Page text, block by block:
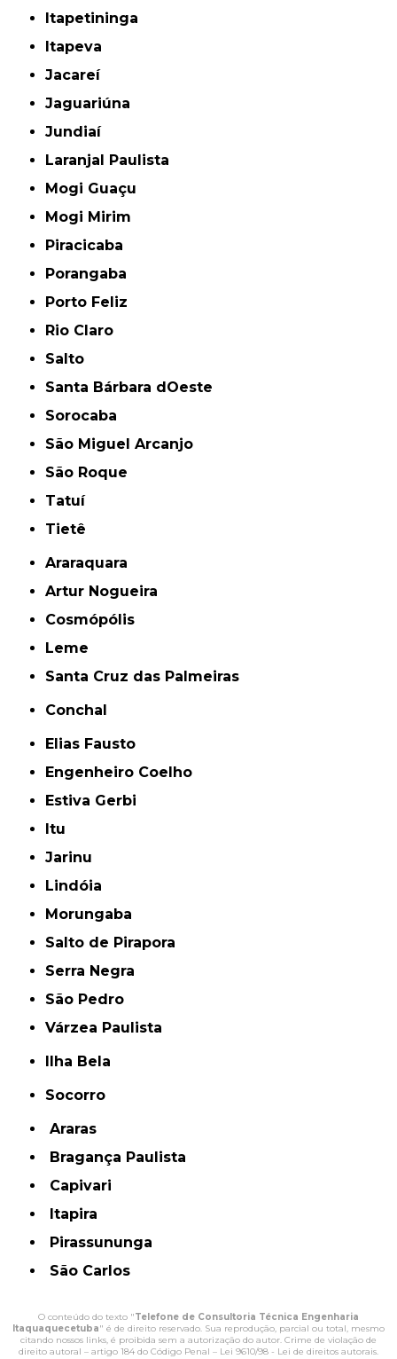
Itapetininga
Itapeva
Jacareí
Jaguariúna
Jundiaí
Laranjal Paulista
Mogi Guaçu
Mogi Mirim
Piracicaba
Porangaba
Porto Feliz
Rio Claro
Salto
Santa Bárbara dOeste
Sorocaba
São Miguel Arcanjo
São Roque
Tatuí
Tietê
Araraquara
Artur Nogueira
Cosmópólis
Leme
Santa Cruz das Palmeiras
Conchal
Elias Fausto
Engenheiro Coelho
Estiva Gerbi
Itu
Jarinu
Lindóia
Morungaba
Salto de Pirapora
Serra Negra
São Pedro
Várzea Paulista
Ilha Bela
Socorro
Araras
Bragança Paulista
Capivari
Itapira
Pirassununga
São Carlos
O conteúdo do texto "Telefone de Consultoria Técnica Engenharia
Itaquaquecetuba" é de direito reservado. Sua reprodução, parcial ou total, mesmo
citando nossos links, é proibida sem a autorização do autor. Crime de violação de
direito autoral – artigo 184 do Código Penal – Lei 9610/98 - Lei de direitos autorais.